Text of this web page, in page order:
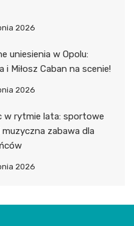
2026
uniesienia w Opolu:
i Miłosz Caban na scenie!
2026
w rytmie lata: sportowe
zabawa dla
2026